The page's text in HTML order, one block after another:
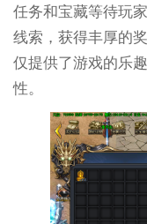
任务和宝藏等待玩
线索，获得丰厚的
仅提供了游戏的乐
性。